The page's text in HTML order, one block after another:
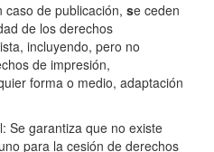
caso de publicación, se ceden
de los derechos
incluyendo, pero no
de impresión,
forma o medio, adaptación
Se garantiza que no existe
para la cesión de derechos